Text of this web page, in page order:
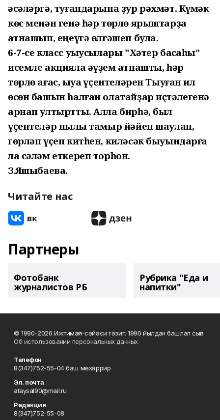
әсәләргә, туғандарына ҙур рәхмәт. Күмәк
көс менән генә һәр төрлө ярыштарҙа
ҡатнашып, еңеүгә өлгәшеп була.
6-7-се класс уҡыусылары "Хәтер баҡсаһы"
исемле акцияла әүҙем ҡатнашты, һәр
төрлө ағас, ҡыуаҡ үҫентеләрен Тыуған ил
өсөн башын һалған олатайҙар иҫтәлегенә
арнап ултыртты. Алла бирһә, был
үҫентеләр ныҡлы тамыр йәйеп шаулап,
гөрләп үҫеп китһен, киләсәк быуындарға
ла сәләм еткереп торһон.
З.Яҡшыбаева.
Читайте нас
Партнеры
Фотобанк
журналистов РБ
Рубрика "Еда и
напитки"
© 1990-2026 Ижтимағи-сәйәси гәзит. 1990 йылдан башлап сыға
Об использовании персональных данных
Телефон
8(347)752-55-04 баш мөхәррир
Эл. почта
ataysal90@mail.ru
Редакция
8(347)752-55-08